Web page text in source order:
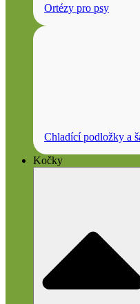
Ortézy pro psy
Chladící podložky a
Kočky